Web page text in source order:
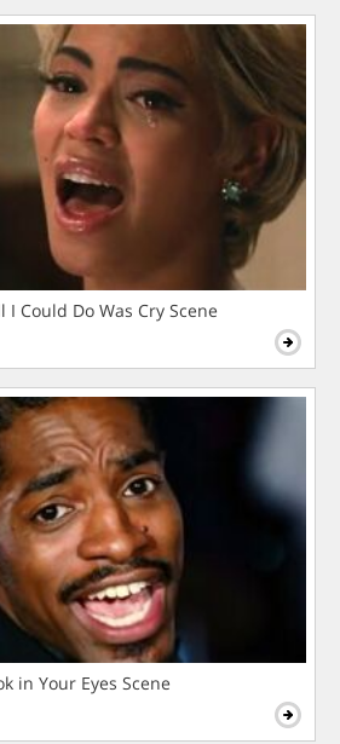
I Could Do Was Cry Scene
in Your Eyes Scene